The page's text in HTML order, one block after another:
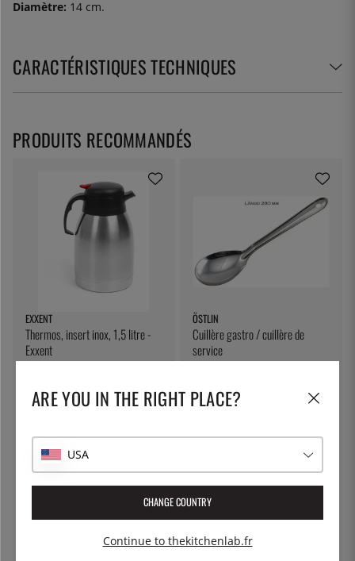
Diamètre: 14 cm.
CARACTÉRISTIQUES TECHNIQUES
EXXENT
Thermos, insert inox, 1,5 litre -
Exxent
ÖSTLIN
Cuillère gastro / cuillère de
service
PRODUITS RECOMMANDÉS
ARE YOU IN THE RIGHT PLACE?
USA
CHANGE COUNTRY
Continue to thekitchenlab.fr